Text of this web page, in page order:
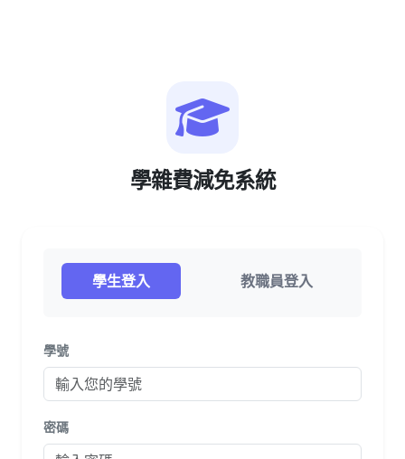
學雜費減免系統
學生登入 教職員登入
學號
密碼